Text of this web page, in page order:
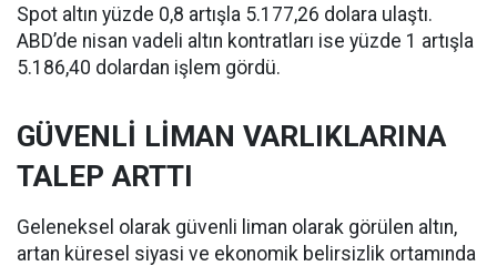
Spot altın yüzde 0,8 artışla 5.177,26 dolara ulaştı.
ABD’de nisan vadeli altın kontratları ise yüzde 1 artışla
5.186,40 dolardan işlem gördü.
GÜVENLİ LİMAN VARLIKLARINA
TALEP ARTTI
Geleneksel olarak güvenli liman olarak görülen altın,
artan küresel siyasi ve ekonomik belirsizlik ortamında